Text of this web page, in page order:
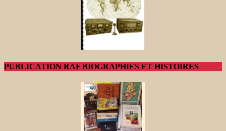
PUBLICATION RAF BIOGRAPHIES ET HISTOIRES